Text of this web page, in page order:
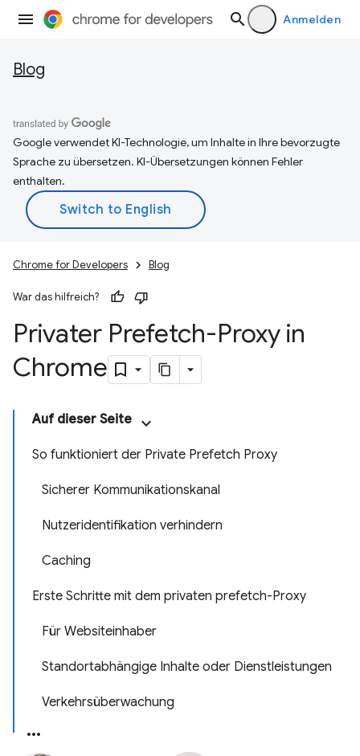
Anmelden
Blog
Google verwendet KI-Technologie, um Inhalte in Ihre bevorzugte
Sprache zu übersetzen. KI-Übersetzungen können Fehler
enthalten.
Chrome for Developers Blog
War das hilfreich?
Privater Prefetch-Proxy in
Chrome
Auf dieser Seite
So funktioniert der Private Prefetch Proxy
Sicherer Kommunikationskanal
Nutzeridentifikation verhindern
Caching
Erste Schritte mit dem privaten prefetch-Proxy
Für Websiteinhaber
Standortabhängige Inhalte oder Dienstleistungen
Verkehrsüberwachung